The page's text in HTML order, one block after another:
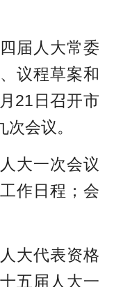
届人大常委
议程草案和
21日召开市
会议。
大一次会议
作日程；会
大代表资格
五届人大一